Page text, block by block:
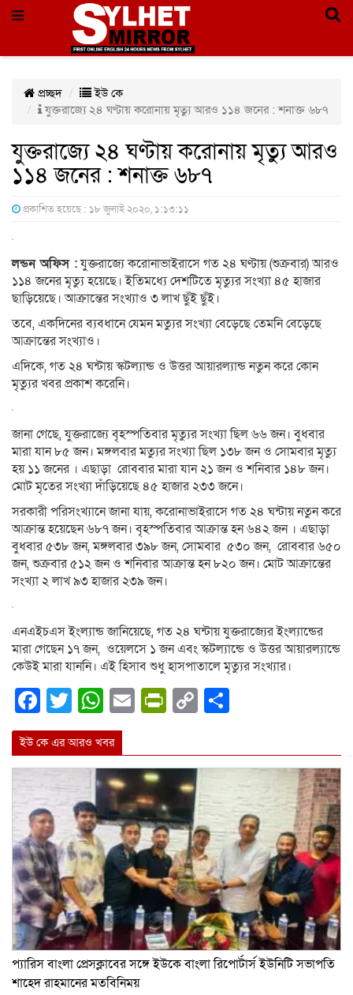
প্রচ্ছদ
ইউ কে
যুক্তরাজ্যে ২৪ ঘণ্টায় করোনায় মৃত্যু আরও ১১৪ জনের : শনাক্ত ৬৮৭
যুক্তরাজ্যে ২৪ ঘণ্টায় করোনায় মৃত্যু আরও
১১৪ জনের : শনাক্ত ৬৮৭
প্রকাশিত হয়েছে : ১৮ জুলাই ২০২০, ১:১৩:১১
লন্ডন অফিস :যুক্তরাজ্যে করোনাভাইরাসে গত ২৪ ঘণ্টায় (শুক্রবার) আরও
১১৪ জনের মৃত্যু হয়েছে। ইতিমধ্যে দেশটিতে মৃত্যুর সংখ্যা ৪৫ হাজার
ছাড়িয়েছে। আক্রান্তের সংখ্যাও ৩ লাখ ছুঁই ছুঁই।
তবে, একদিনের ব্যবধানে যেমন মত্যুর সংখ্যা বেড়েছে তেমনি বেড়েছে
আক্রান্তের সংখ্যাও।
এদিকে, গত ২৪ ঘন্টায় স্কটল্যান্ড ও উত্তর আয়ারল্যান্ড নতুন করে কোন
মৃত্যুর খবর প্রকাশ করেনি।
জানা গেছে, যুক্তরাজ্যে বৃহস্পতিবার মৃত্যুর সংখ্যা ছিল ৬৬ জন। বুধবার
মারা যান ৮৫ জন। মঙ্গলবার মত্যুর সংখ্যা ছিল ১৩৮ জন ও সোমবার মৃত্যু
হয় ১১ জনের । এছাড়া রোববার মারা যান ২১ জন ও শনিবার ১৪৮ জন।
মোট মৃতের সংখ্যা দাঁড়িয়েছে ৪৫ হাজার ২৩৩ জনে।
সরকারী পরিসংখ্যানে জানা যায়, করোনাভাইরাসে গত ২৪ ঘন্টায় নতুন করে
আক্রান্ত হয়েছেন ৬৮৭ জন। বৃহস্পতিবার আক্রান্ত হন ৬৪২ জন । এছাড়া
বুধবার ৫৩৮ জন, মঙ্গলবার ৩৯৮ জন, সোমবার ৫৩০ জন, রোববার ৬৫০
জন, শুক্রবার ৫১২ জন ও শনিবার আক্রান্ত হন ৮২০ জন। মোট আক্রান্তের
সংখ্যা ২ লাখ ৯৩ হাজার ২৩৯ জন।
এনএইচএস ইংল্যান্ড জানিয়েছে, গত ২৪ ঘন্টায় যুক্তরাজ্যের ইংল্যান্ডের
মারা গেছেন ১৭ জন, ওয়েলসে ১ জন এবং স্কটল্যান্ডে ও উত্তর আয়ারল্যান্ডে
কেউই মারা যাননি। এই হিসাব শুধু হাসপাতালে মৃত্যুর সংখ্যার।
Facebook
Twitter
WhatsApp
EmailPrintFriendly
Copy
ইউ কে এর আরও খবর
প্যারিস বাংলা প্রেসক্লাবের সঙ্গে ইউকে বাংলা রিপোর্টার্স ইউনিটি সভাপতি
শাহেদ রাহমানের মতবিনিময়